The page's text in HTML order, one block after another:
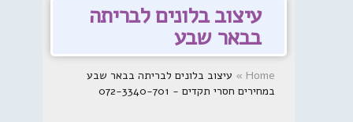
עיצוב בלונים לבריתה
בבאר שבע
Home
» עיצוב בלונים לבריתה בבאר שבע
במחירים חסרי תקדים - 072-3340-701